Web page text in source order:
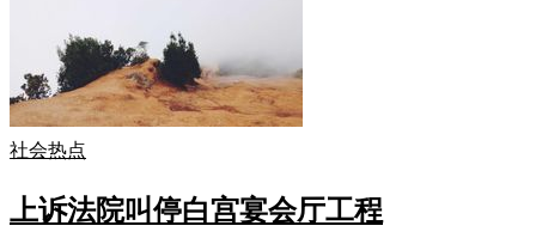
社会热点
上诉法院叫停白宫宴会厅工程